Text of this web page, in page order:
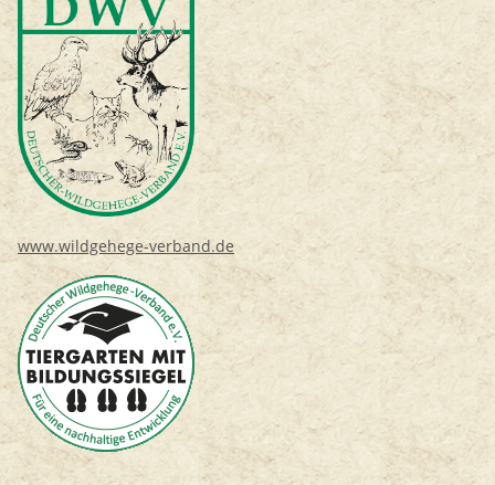
www.wildgehege-verband.de